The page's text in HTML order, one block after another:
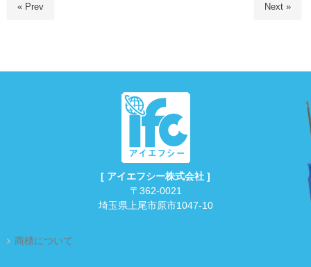
« Prev Next »
[ アイエフシー株式会社 ]
〒362-0021
埼玉県上尾市原市1047-10
商標について